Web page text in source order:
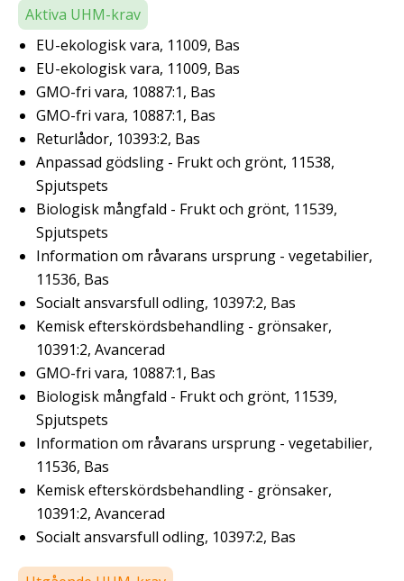
Aktiva UHM-krav
EU-ekologisk vara, 11009, Bas
EU-ekologisk vara, 11009, Bas
GMO-fri vara, 10887:1, Bas
GMO-fri vara, 10887:1, Bas
Returlådor, 10393:2, Bas
Anpassad gödsling - Frukt och grönt, 11538,
Spjutspets
Biologisk mångfald - Frukt och grönt, 11539,
Spjutspets
Information om råvarans ursprung - vegetabilier,
11536, Bas
Socialt ansvarsfull odling, 10397:2, Bas
Kemisk efterskördsbehandling - grönsaker,
10391:2, Avancerad
GMO-fri vara, 10887:1, Bas
Biologisk mångfald - Frukt och grönt, 11539,
Spjutspets
Information om råvarans ursprung - vegetabilier,
11536, Bas
Kemisk efterskördsbehandling - grönsaker,
10391:2, Avancerad
Socialt ansvarsfull odling, 10397:2, Bas